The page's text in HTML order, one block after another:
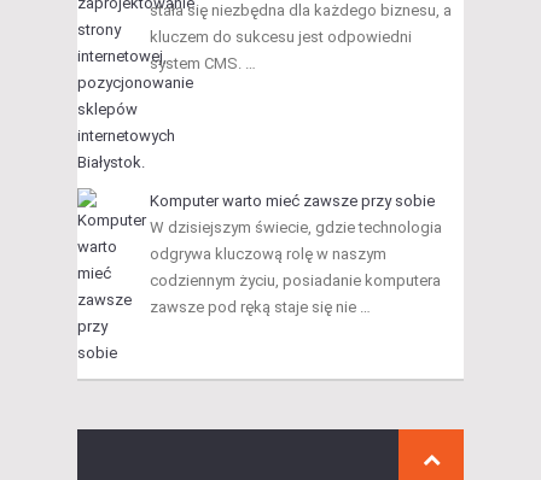
stała się niezbędna dla każdego biznesu, a
kluczem do sukcesu jest odpowiedni
system CMS. …
Komputer warto mieć zawsze przy sobie
W dzisiejszym świecie, gdzie technologia
odgrywa kluczową rolę w naszym
codziennym życiu, posiadanie komputera
zawsze pod ręką staje się nie …